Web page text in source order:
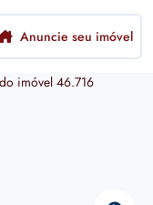
Anuncie seu imóvel